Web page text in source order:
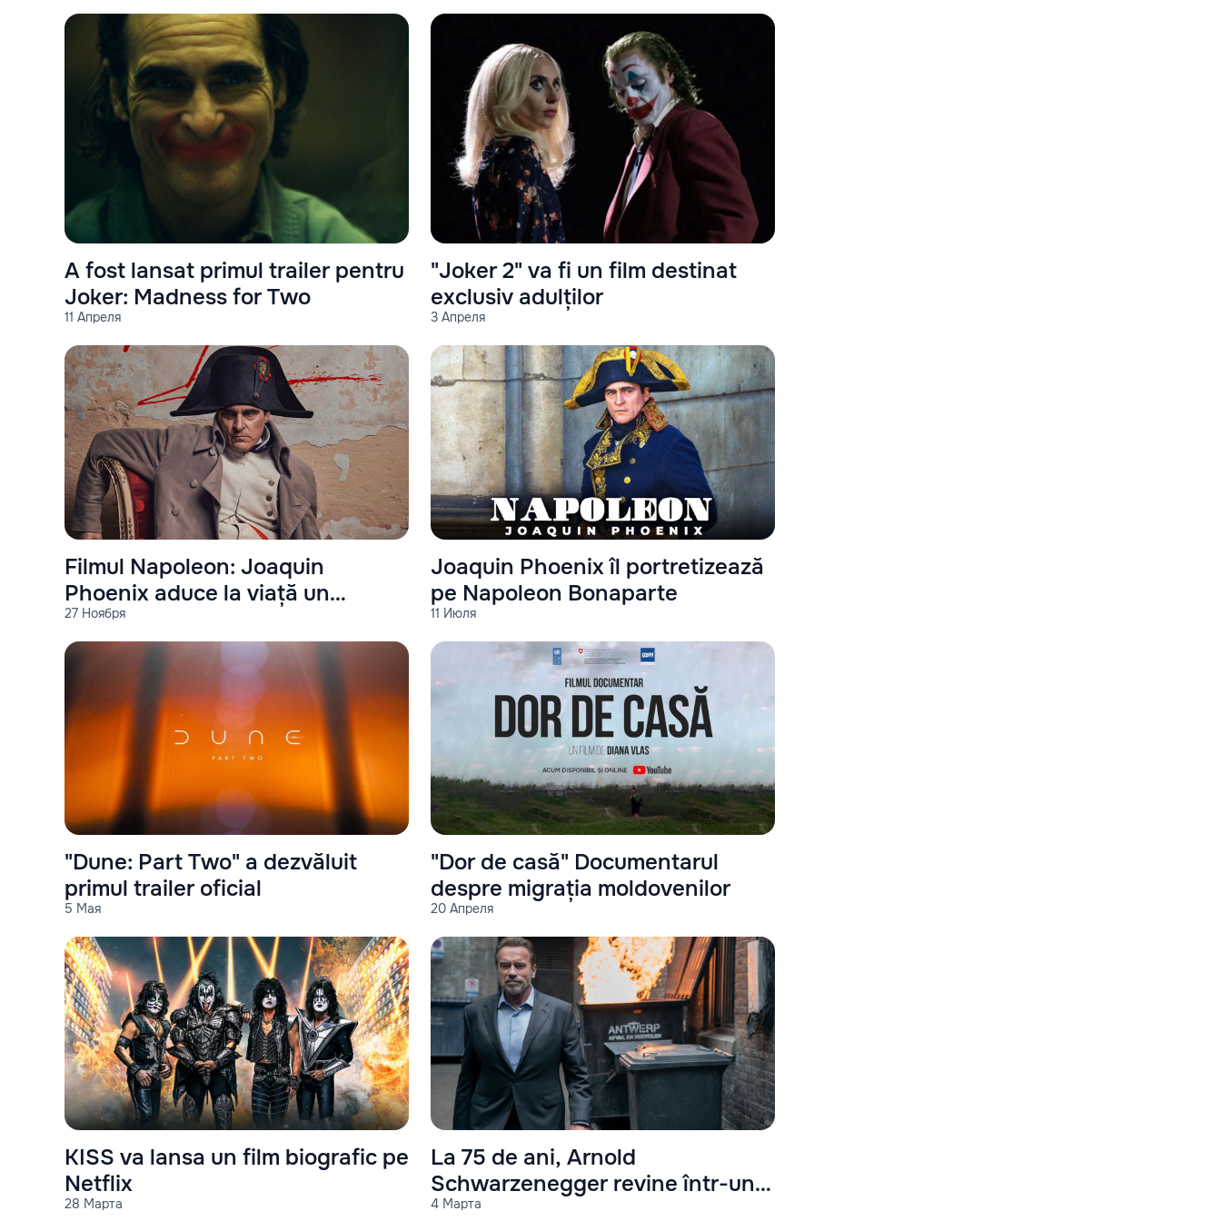
11 Апреля
A fost lansat primul trailer pentru
Joker: Madness for Two
3 Апреля
"Joker 2" va fi un film destinat
exclusiv adulților
27 Ноября
Filmul Napoleon: Joaquin
Phoenix aduce la viață un
spectacol istoric
11 Июля
Joaquin Phoenix îl portretizează
pe Napoleon Bonaparte
5 Мая
"Dune: Part Two" a dezvăluit
primul trailer oficial
20 Апреля
"Dor de casă" Documentarul
despre migrația moldovenilor
28 Марта
KISS va lansa un film biografic pe
Netflix
4 Марта
La 75 de ani, Arnold
Schwarzenegger revine într-un
rol de acțiune